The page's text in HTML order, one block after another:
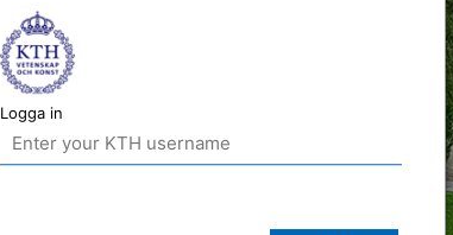
Logga in